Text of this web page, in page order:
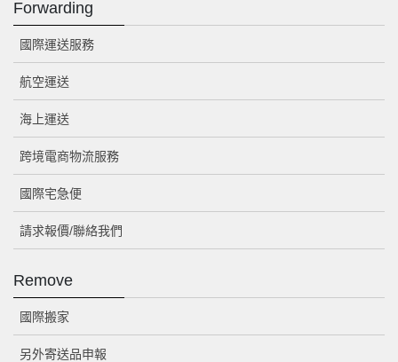
Forwarding
國際運送服務
航空運送
海上運送
跨境電商物流服務
國際宅急便
請求報價/聯絡我們
Remove
國際搬家
另外寄送品申報